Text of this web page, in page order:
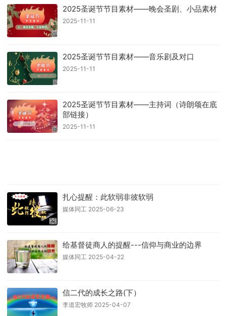
2025圣诞节节目素材——晚会圣剧、小品素材
2025-11-11
2025圣诞节节目素材——音乐剧及对口
2025-11-11
2025圣诞节节目素材——主持词（诗朗颂在底
部链接）
2025-11-11
​​扎心提醒：此软弱非彼软弱
媒体同工 2025-06-23
给基督徒商人的提醒---信仰与商业的边界
媒体同工 2025-04-22
信二代的成长之路(下）
李道宏牧师 2025-04-07